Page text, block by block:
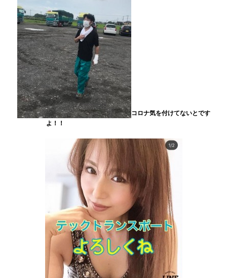
コロナ気を付けてないとです
よ！！